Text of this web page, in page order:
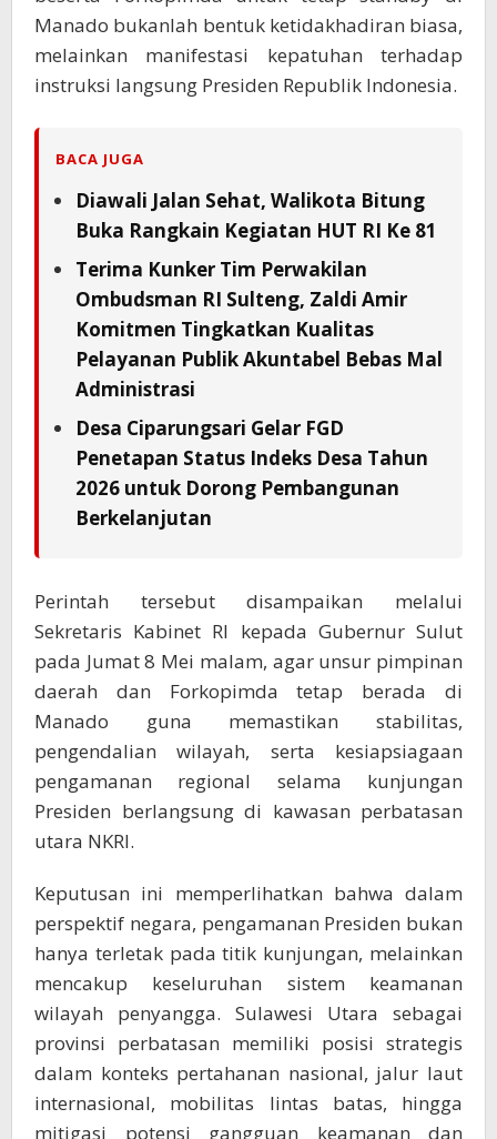
Manado bukanlah bentuk ketidakhadiran biasa,
melainkan manifestasi kepatuhan terhadap
instruksi langsung Presiden Republik Indonesia.
BACA JUGA
Diawali Jalan Sehat, Walikota Bitung
Buka Rangkain Kegiatan HUT RI Ke 81
Terima Kunker Tim Perwakilan
Ombudsman RI Sulteng, Zaldi Amir
Komitmen Tingkatkan Kualitas
Pelayanan Publik Akuntabel Bebas Mal
Administrasi
Desa Ciparungsari Gelar FGD
Penetapan Status Indeks Desa Tahun
2026 untuk Dorong Pembangunan
Berkelanjutan
Perintah tersebut disampaikan melalui
Sekretaris Kabinet RI kepada Gubernur Sulut
pada Jumat 8 Mei malam, agar unsur pimpinan
daerah dan Forkopimda tetap berada di
Manado guna memastikan stabilitas,
pengendalian wilayah, serta kesiapsiagaan
pengamanan regional selama kunjungan
Presiden berlangsung di kawasan perbatasan
utara NKRI.
Keputusan ini memperlihatkan bahwa dalam
perspektif negara, pengamanan Presiden bukan
hanya terletak pada titik kunjungan, melainkan
mencakup keseluruhan sistem keamanan
wilayah penyangga. Sulawesi Utara sebagai
provinsi perbatasan memiliki posisi strategis
dalam konteks pertahanan nasional, jalur laut
internasional, mobilitas lintas batas, hingga
mitigasi potensi gangguan keamanan dan